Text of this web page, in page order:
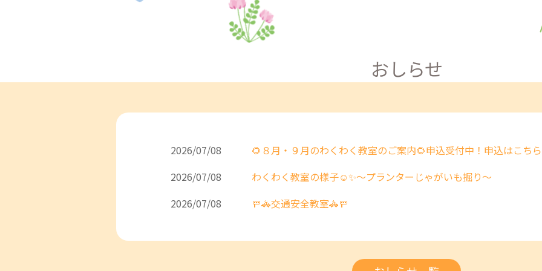
おしらせ
2026/07/08
🌻８月・９月のわくわく教室のご案内🌻申込受付中！申込はこち
2026/07/08
わくわく教室の様子☺️✨～プランターじゃがいも掘り～
2026/07/08
🚥🚓交通安全教室🚓🚥